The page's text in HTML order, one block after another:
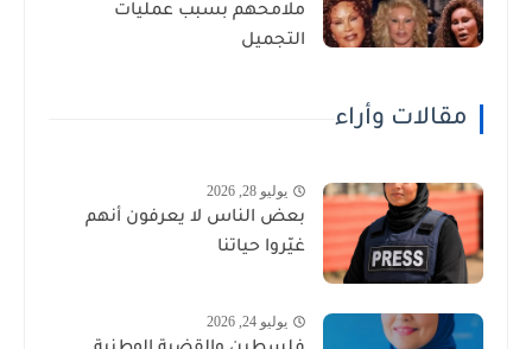
ملامحهم بسبب عمليات
التجميل
مقالات وأراء
يوليو 28, 2026
بعض الناس لا يعرفون أنهم
غيّروا حياتنا
يوليو 24, 2026